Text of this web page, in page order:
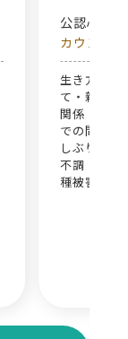
公認心理
カウンセ
生き方・人
て・親族・
関係・スト
での問題（
しぶり・不
不調・恋愛
種被害・気